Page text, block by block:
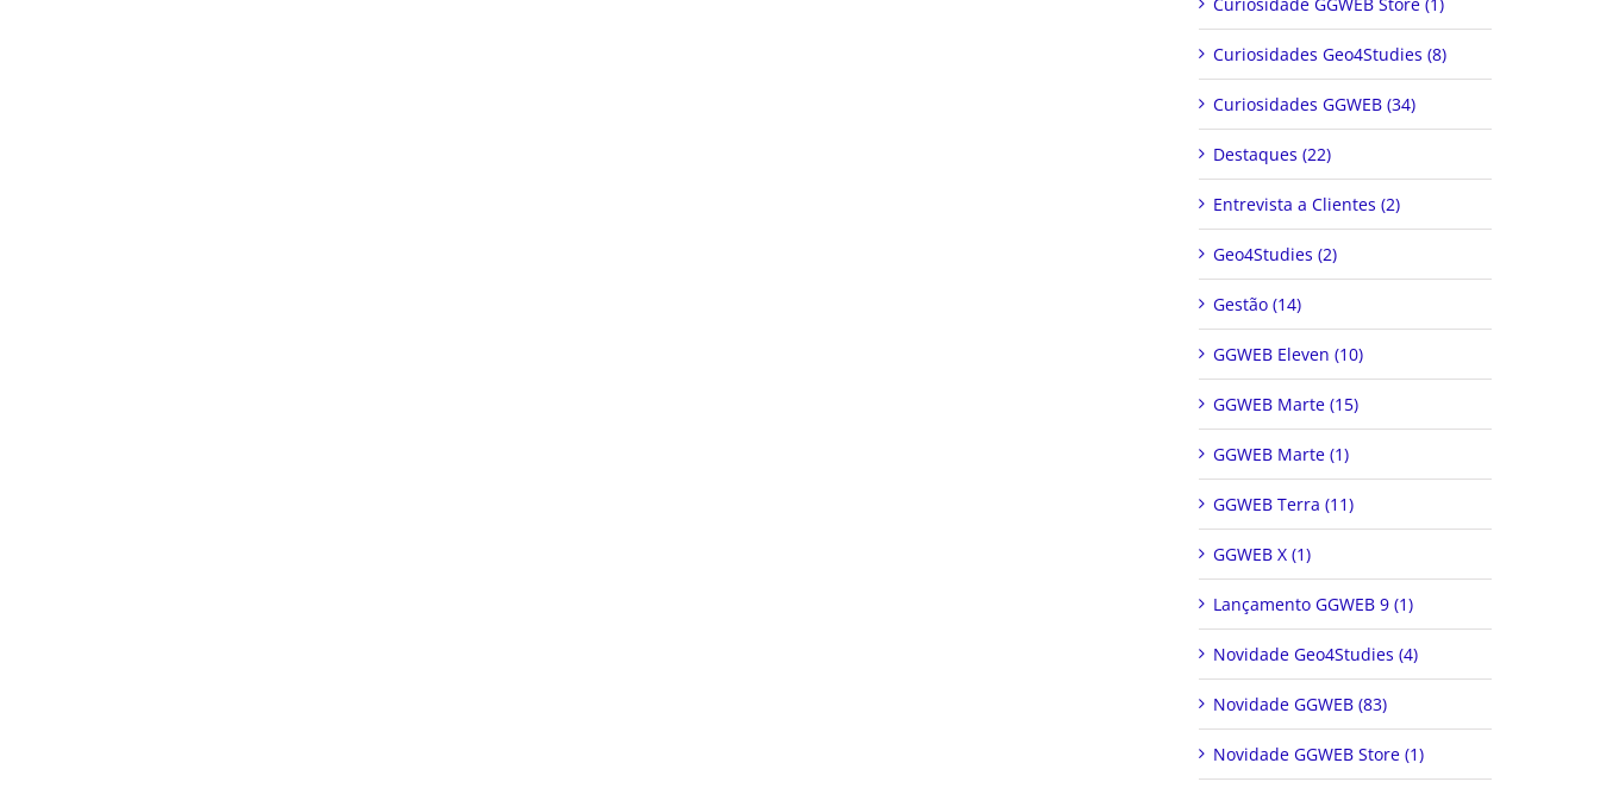
Curiosidades Geo4Studies (8)
Curiosidades GGWEB (34)
Destaques (22)
Entrevista a Clientes (2)
Geo4Studies (2)
Gestão (14)
GGWEB Eleven (10)
GGWEB Marte (15)
GGWEB Marte (1)
GGWEB Terra (11)
GGWEB X (1)
Lançamento GGWEB 9 (1)
Novidade Geo4Studies (4)
Novidade GGWEB (83)
Novidade GGWEB Store (1)